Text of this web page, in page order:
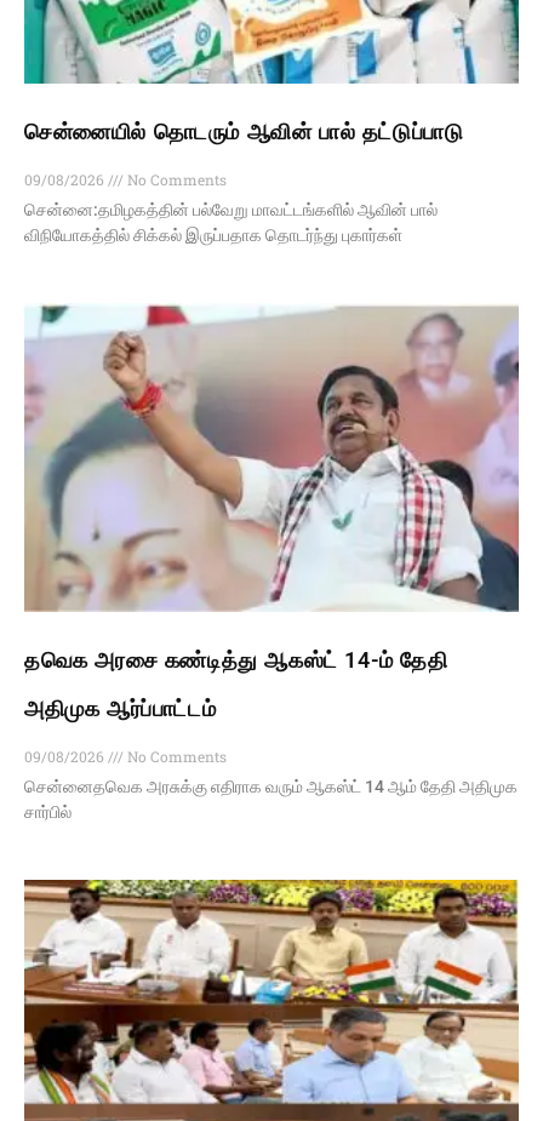
சென்னையில் தொடரும் ஆவின் பால் தட்டுப்பாடு
09/08/2026
No Comments
சென்னை:தமிழகத்தின் பல்வேறு மாவட்டங்களில் ஆவின் பால்
விநியோகத்தில் சிக்கல் இருப்பதாக தொடர்ந்து புகார்கள்
தவெக அரசை கண்டித்து ஆகஸ்ட் 14-ம் தேதி
அதிமுக ஆர்ப்பாட்டம்
09/08/2026
No Comments
சென்னைதவெக அரசுக்கு எதிராக வரும் ஆகஸ்ட் 14 ஆம் தேதி அதிமுக
சார்பில்